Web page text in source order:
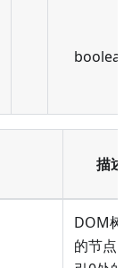
boolean
描述
DOM树
的节点